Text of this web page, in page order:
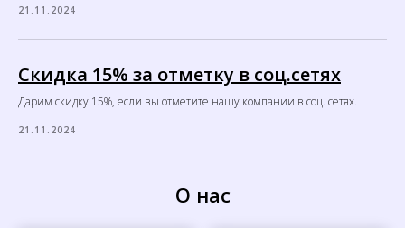
21.11.2024
Скидка 15% за отметку в соц.сетях
Дарим скидку 15%, если вы отметите нашу компании в соц. сетях.
21.11.2024
О нас